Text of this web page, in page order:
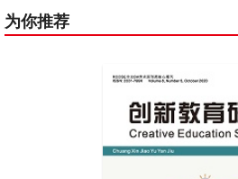
为你推荐